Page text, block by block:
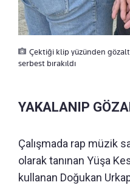
Çektiği klip yüzünden
serbest bırakıldı
YAKALANIP
Çalışmada rap müzik
olarak tanınan Yüşa
kullanan Doğukan